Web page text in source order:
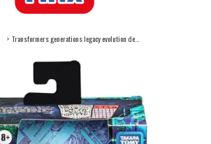
Transformers generations legacy evolution deluxe junkion2